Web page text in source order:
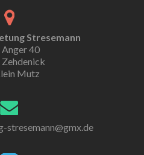
Stresemann
40
Mutz
stresemann@gmx.de